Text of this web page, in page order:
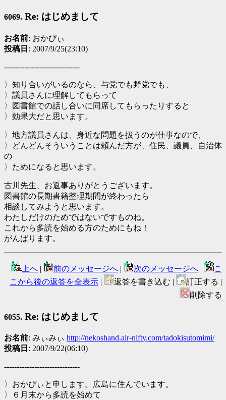
6069. Re: はじめまして
お名前: おかぴぃ
投稿日 : 2007/9/25(23:10)
------------------------------
〉知り合いがいるのなら、与党でも野党でも、
〉議員さんに理解してもらって
〉図書館での話し合いに同席してもらったりすると
〉効果大だと思います。
〉地方議員さんは、身近な問題を扱うのが仕事なので、
〉どんどんそういうことは頼んだ方が、住民、議員、自治体
の
〉ためになると思います。
古川先生、お返事ありがとうございます。
図書館の長期書籍整理期間が終わったら
相談してみようと思います。
わたしだけのためではないですものね。
これから多読を始める方のためにもね！
がんばります。
上へ | 前のメッセージへ | 次のメッセージへ |
こ
こから後の返答を全表示 | 返答を書き込む |
訂正する |
削除する
6055. Re: はじめまして
お名前: みぃみぃ http://nekoshand.air-nifty.com/tadokisutomimi/
投稿日 : 2007/9/22(06:10)
------------------------------
〉おかぴぃと申します。広島に住んでいます。
〉６月末から多読を始めて